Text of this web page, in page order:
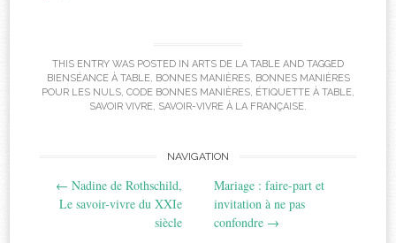
THIS ENTRY WAS POSTED IN ARTS DE LA TABLE AND TAGGED
BIENSÉANCE À TABLE, BONNES MANIÈRES, BONNES MANIÈRES
POUR LES NULS, CODE BONNES MANIÈRES, ÉTIQUETTE À TABLE,
SAVOIR VIVRE, SAVOIR-VIVRE À LA FRANÇAISE.
navigation
NAVIGATION
← Nadine de Rothschild,
Le savoir-vivre du XXIe
siècle
Mariage : faire-part et
invitation à ne pas
confondre →